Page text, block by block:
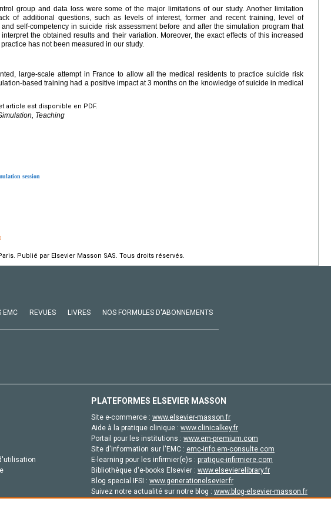
group and data loss were some of the major limitations of our study. Another limitation
of additional questions, such as levels of interest, former and recent training, level of
self-competency in suicide risk assessment before and after the simulation program that
the obtained results and their variation. Moreover, the exact effects of this increased
has not been measured in our study.
large-scale attempt in France to allow all the medical residents to practice suicide risk
based training had a positive impact at 3 months on the knowledge of suicide in medical
article est disponible en PDF.
Teaching
session
Publié par Elsevier Masson SAS. Tous droits réservés.
EMC REVUES LIVRES NOS FORMULES D'ABONNEMENTS
PLATEFORMES ELSEVIER MASSON
Site e-commerce : www.elsevier-masson.fr
Aide à la pratique clinique : www.clinicalkey.fr
Portail pour les institutions : www.em-premium.com
Site d'information sur l'EMC : emc-info.em-consulte.com
E-learning pour les infirmier(e)s : pratique-infirmiere.com
Bibliothèque d'e-books Elsevier : www.elsevierelibrary.fr
Blog special IFSI : www.generationelsevier.fr
Suivez notre actualité sur notre blog : www.blog-elsevier-masson.fr